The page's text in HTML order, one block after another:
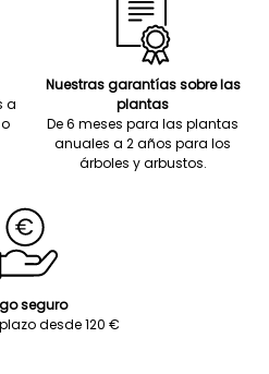
a
Nuestras garantías sobre las
plantas
De 6 meses para las plantas
anuales a 2 años para los
árboles y arbustos.
seguro
desde 120 €